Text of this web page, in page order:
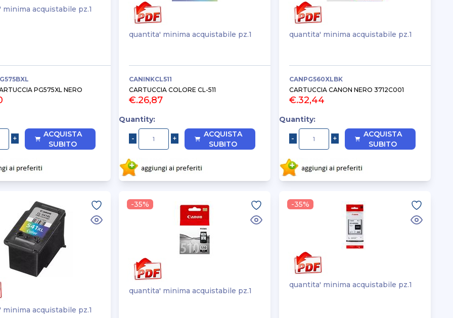
acquistabile pz.1
PG575XL NERO
ACQUISTA
SUBITO
quantita' minima acquistabile pz.1
CANINKCL511
CARTUCCIA COLORE CL-511
€.26,87
Quantity:
ACQUISTA
SUBITO
quantita' minima acquistabile pz.1
CANPG560XLBK
CARTUCCIA CANON NERO 3712C001
€.32,44
Quantity:
ACQUISTA
SUBITO
acquistabile pz.1
quantita' minima acquistabile pz.1
-35%
quantita' minima acquistabile pz.1
-35%